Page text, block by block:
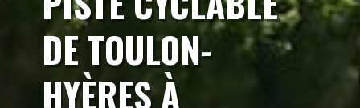
DE TOULON-
HYÈRES À